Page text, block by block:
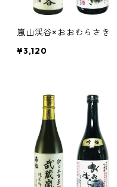
嵐山渓谷×おおむらさき
¥3,120